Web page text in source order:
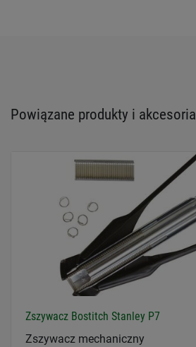
Powiązane produkty i akcesoria
Zszywacz Bostitch Stanley P7
Zszywacz mechaniczny